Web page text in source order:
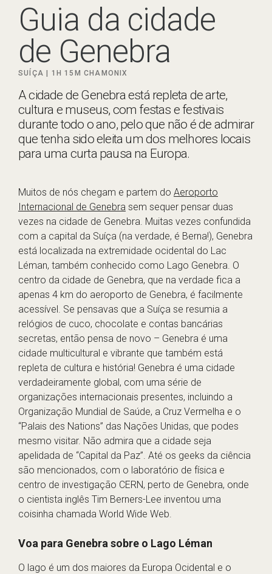
Guia da cidade
de Genebra
SUÍÇA | 1H 15MCHAMONIX
A cidade de Genebra está repleta de arte,
cultura e museus, com festas e festivais
durante todo o ano, pelo que não é de admirar
que tenha sido eleita um dos melhores locais
para uma curta pausa na Europa.
Muitos de nós chegam e partem do Aeroporto
Internacional de Genebra sem sequer pensar duas
vezes na cidade de Genebra. Muitas vezes confundida
com a capital da Suíça (na verdade, é Berna!), Genebra
está localizada na extremidade ocidental do Lac
Léman, também conhecido como Lago Genebra. O
centro da cidade de Genebra, que na verdade fica a
apenas 4 km do aeroporto de Genebra, é facilmente
acessível. Se pensavas que a Suíça se resumia a
relógios de cuco, chocolate e contas bancárias
secretas, então pensa de novo – Genebra é uma
cidade multicultural e vibrante que também está
repleta de cultura e história! Genebra é uma cidade
verdadeiramente global, com uma série de
organizações internacionais presentes, incluindo a
Organização Mundial de Saúde, a Cruz Vermelha e o
“Palais des Nations” das Nações Unidas, que podes
mesmo visitar. Não admira que a cidade seja
apelidada de “Capital da Paz”. Até os geeks da ciência
são mencionados, com o laboratório de física e
centro de investigação CERN, perto de Genebra, onde
o cientista inglês Tim Berners-Lee inventou uma
coisinha chamada World Wide Web.
Voa para Genebra sobre o Lago Léman
O lago é um dos maiores da Europa Ocidental e o